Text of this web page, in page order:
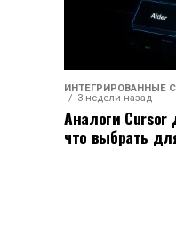
ИНТЕГРИРОВАННЫЕ
3 недели назад
Аналоги Cursor
что выбрать